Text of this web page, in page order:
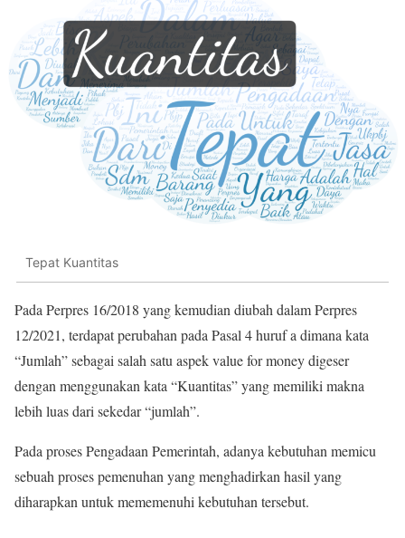
Tepat Kuantitas
Pada Perpres 16/2018 yang kemudian diubah dalam Perpres
12/2021, terdapat perubahan pada Pasal 4 huruf a dimana kata
“Jumlah” sebagai salah satu aspek value for money digeser
dengan menggunakan kata “Kuantitas” yang memiliki makna
lebih luas dari sekedar “jumlah”.
Pada proses Pengadaan Pemerintah, adanya kebutuhan memicu
sebuah proses pemenuhan yang menghadirkan hasil yang
diharapkan untuk mememenuhi kebutuhan tersebut.